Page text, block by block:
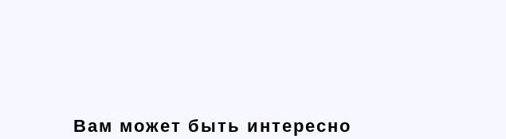
Вам может быть интересно